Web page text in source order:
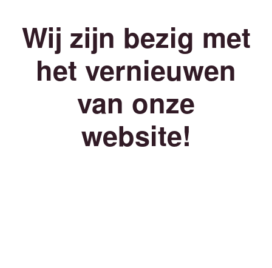
Wij zijn bezig met
het vernieuwen
van onze
website!